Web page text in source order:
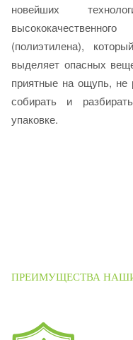
новейших
(полиэтилена),
выделяет опасных
приятные на ощупь,
собирать и
упаковке.
ПРЕИМУЩЕСТВА